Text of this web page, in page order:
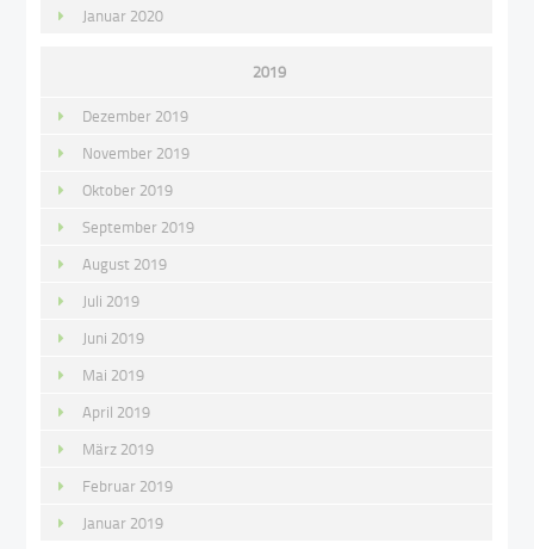
Januar 2020
2019
Dezember 2019
November 2019
Oktober 2019
September 2019
August 2019
Juli 2019
Juni 2019
Mai 2019
April 2019
März 2019
Februar 2019
Januar 2019